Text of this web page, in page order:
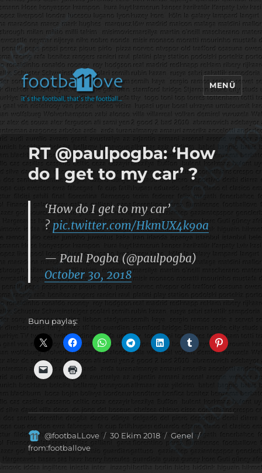
footbaLLove
MENÜ
RT @paulpogba: ‘How
do I get to my car’ ?
‘How do I get to my car’
? pic.twitter.com/HkmUX4k9oa
— Paul Pogba (@paulpogba)
October 30, 2018
Bunu paylaş:
Yazar
@footbaLLove
Yayın
30 Ekim 2018 Kategoriler
Genel
from:footballove